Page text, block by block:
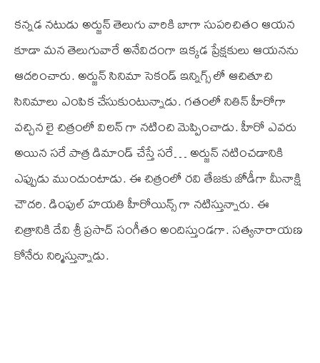
కన్నడ నటుడు అర్జున్ తెలుగు వారికి బాగా సుపరిచితం ఆయన
కూడా మన తెలుగువారే అనేవిదంగా ఇక్కడ ప్రేక్షకులు ఆయనను
ఆదరించారు. అర్జున్ సినిమా సెకండ్ ఇన్నిగ్స్ లో ఆచితూచి
సినిమాలు ఎంపిక చేసుకుంటున్నాడు. గతంలో నితిన్ హీరోగా
వచ్చిన లై చిత్రంలో విలన్ గా నటించి మెప్పించాడు. హీరో ఎవరు
అయిన సరే పాత్ర డిమాండ్ చేస్తే సరే… అర్జున్ నటించడానికి
ఎప్పుడు ముందుంటాడు. ఈ చిత్రంలో రవి తేజకు జోడీగా మీనాక్షి
చౌదరి. డింపుల్ హయతి హీరోయిన్స్ గా నటిస్తున్నారు. ఈ
చిత్రానికి దేవి శ్రీ ప్రసాద్ సంగీతం అందిస్తుండగా. సత్యనారాయణ
కోనేరు నిర్మిస్తున్నాడు.